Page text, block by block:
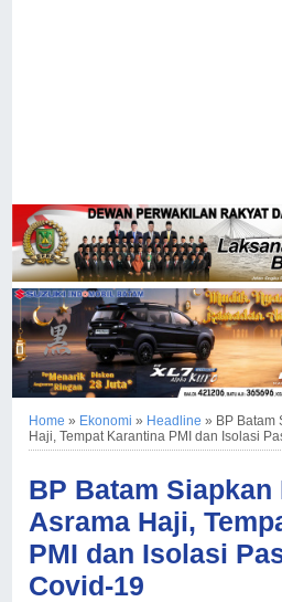
Home » Ekonomi » Headline » BP Batam
Haji, Tempat Karantina PMI dan Isolasi
BP Batam Siapkan
Asrama Haji,
PMI dan Isolasi
Covid-19